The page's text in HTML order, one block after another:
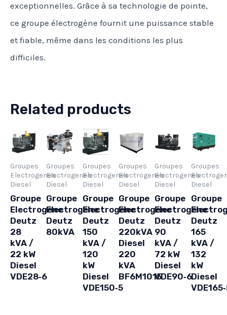
exceptionnelles. Grâce à sa technologie de pointe,
ce groupe électrogène fournit une puissance stable
et fiable, même dans les conditions les plus
difficiles.
Related products
Groupes
Electrogenes
Diesel
Groupe
Electrogene
Deutz
28
kVA /
22 kW
Diesel
VDE28‑6
Groupes
Electrogenes
Diesel
Groupe
Electrogene
Deutz
80kVA
Groupes
Electrogenes
Diesel
Groupe
Electrogene
Deutz
150
kVA /
120
kW
Diesel
VDE150‑5
Groupes
Electrogenes
Diesel
Groupe
Electrogene
Deutz
220kVA
Diesel
220
kVA
BF6M1015
Groupes
Electrogenes
Diesel
Groupe
Electrogene
Deutz
90
kVA /
72 kW
Diesel
VDE90‑6
Groupes
Diesel
Groupe
Deutz
165
kVA /
132
kW
Diesel